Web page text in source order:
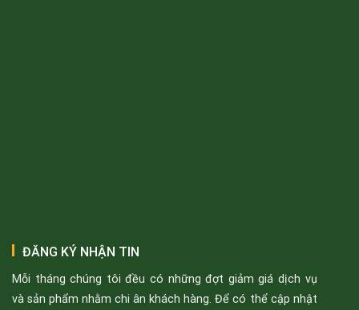
ĐĂNG KÝ NHẬN TIN
Mỗi tháng chúng tôi đều có những đợt giảm giá dịch vụ
và sản phẩm nhằm chi ân khách hàng. Để có thể cập nhật